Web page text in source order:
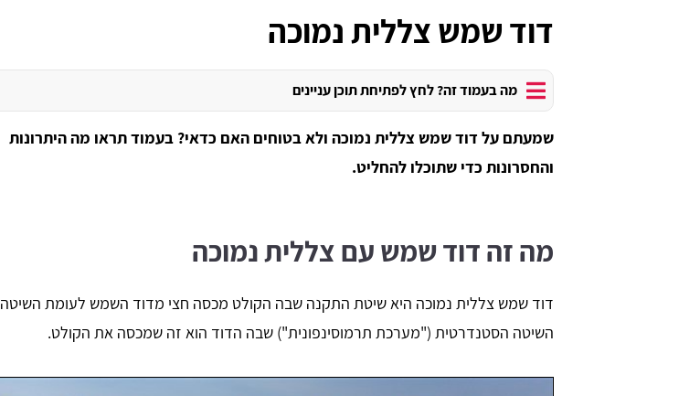
דוד שמש צללית נמוכה
מה בעמוד זה? לחץ לפתיחת תוכן עניינים
שמעתם על דוד שמש צללית נמוכה ולא בטוחים האם כדאי? בעמוד תראו מה היתרונות
והחסרונות כדי שתוכלו להחליט.
מה זה דוד שמש עם צללית נמוכה
דוד שמש צללית נמוכה היא שיטת התקנה שבה הקולט מכסה חצי מדוד השמש לעומת השיטה
השיטה הסטנדרטית ("מערכת תרמוסינפונית") שבה הדוד הוא זה שמכסה את הקולט.